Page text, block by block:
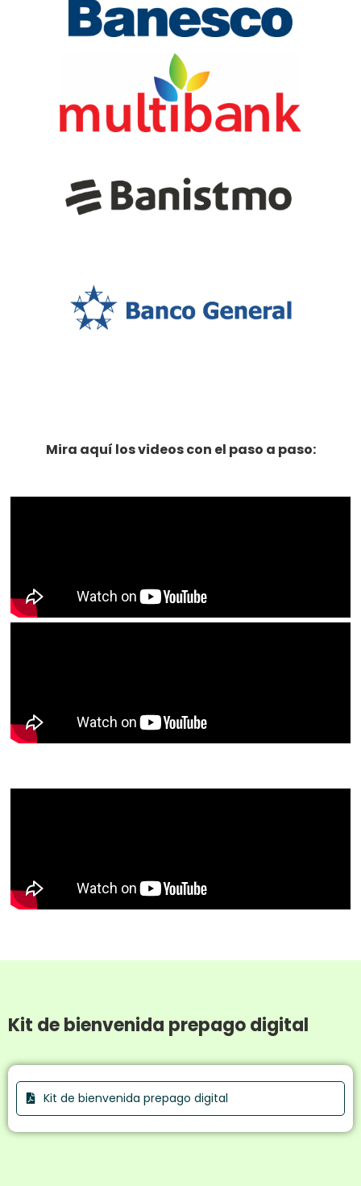
Mira aquí los videos con el paso a paso:
Kit de bienvenida prepago digital
Kit de bienvenida prepago digital